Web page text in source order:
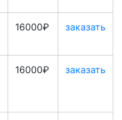
16000₽ заказать
16000₽ заказать